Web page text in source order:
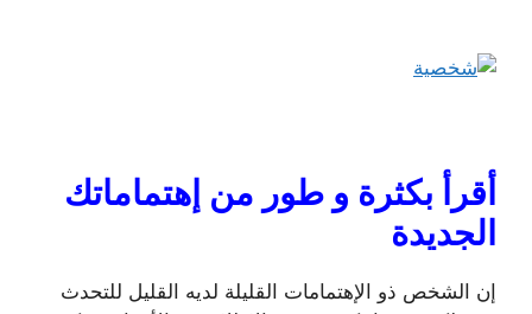
أقرأ بكثرة و طور من إهتماماتك
الجديدة
إن الشخص ذو الإهتمامات القليلة لديه القليل للتحدث